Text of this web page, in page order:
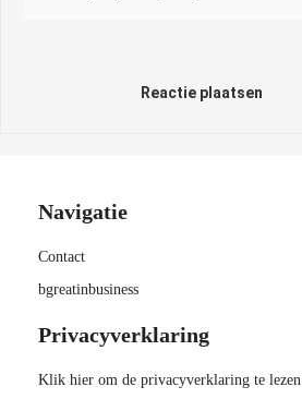
Reactie plaatsen
Navigatie
Contact
bgreatinbusiness
Privacyverklaring
Klik hier om de privacyverklaring te lezen